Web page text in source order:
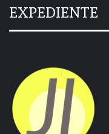
EXPEDIENTE